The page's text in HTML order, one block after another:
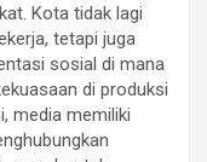
Kota tidak lagi
tetapi juga
sosial di mana
di produksi
media memiliki